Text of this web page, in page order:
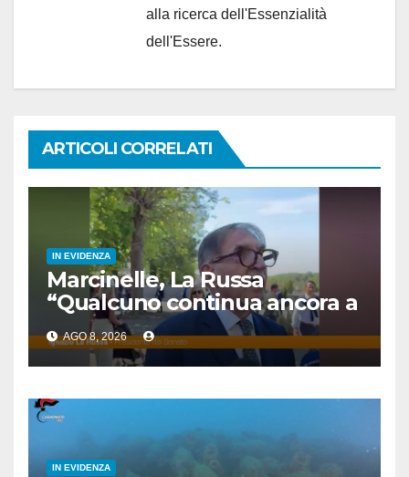
alla ricerca dell'Essenzialità
dell'Essere.
ARTICOLI CORRELATI
IN EVIDENZA
Marcinelle, La Russa
“Qualcuno continua ancora a
voltare le spalle”
AGO 8, 2026
IN EVIDENZA